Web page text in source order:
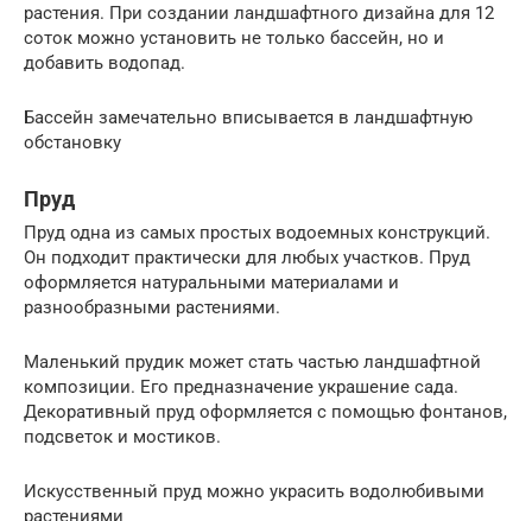
растения. При создании ландшафтного дизайна для 12
соток можно установить не только бассейн, но и
добавить водопад.
Бассейн замечательно вписывается в ландшафтную
обстановку
Пруд
Пруд одна из самых простых водоемных конструкций.
Он подходит практически для любых участков. Пруд
оформляется натуральными материалами и
разнообразными растениями.
Маленький прудик может стать частью ландшафтной
композиции. Его предназначение украшение сада.
Декоративный пруд оформляется с помощью фонтанов,
подсветок и мостиков.
Искусственный пруд можно украсить водолюбивыми
растениями